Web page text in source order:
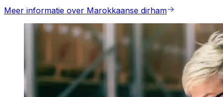
Meer informatie over Marokkaanse dirham